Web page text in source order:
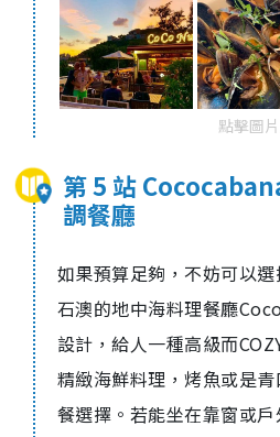
點擊圖
第 5 站
調餐廳
如果預算足夠，不妨可以
石澳的地中海料理餐廳
設計，給人一種高級而
精緻海鮮料理，烤魚或是
餐選擇。若能坐在靠窗或